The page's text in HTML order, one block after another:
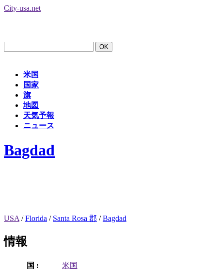
City-usa.net
米国
国家
旗
地図
天気予報
ニュース
Bagdad
USA /Florida / Santa Rosa 郡 /Bagdad
情報
国 :
米国